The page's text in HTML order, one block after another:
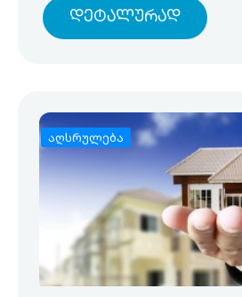
Დეტალურად
აღსრულება